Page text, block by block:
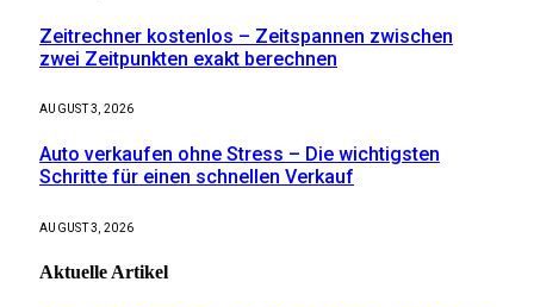
Zeitrechner kostenlos – Zeitspannen zwischen
zwei Zeitpunkten exakt berechnen
AUGUST 3, 2026
Auto verkaufen ohne Stress – Die wichtigsten
Schritte für einen schnellen Verkauf
AUGUST 3, 2026
Aktuelle Artikel